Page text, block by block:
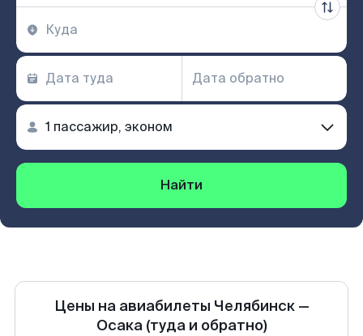
Найти
Цены на авиабилеты Челябинск—
Осака (туда и обратно)